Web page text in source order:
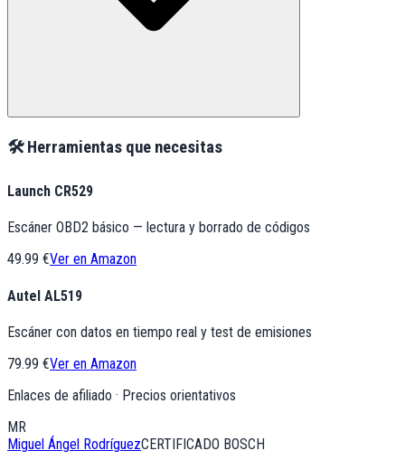
🛠️ Herramientas que necesitas
Launch CR529
Escáner OBD2 básico — lectura y borrado de códigos
49.99 €Ver en Amazon
Autel AL519
Escáner con datos en tiempo real y test de emisiones
79.99 €Ver en Amazon
Enlaces de afiliado · Precios orientativos
MR
Miguel Ángel RodríguezCERTIFICADO BOSCH